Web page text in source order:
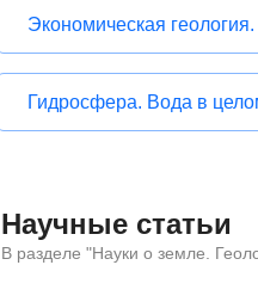
Экономическая
Гидросфера. Вода в
Научные статьи
В разделе "Науки о земле.